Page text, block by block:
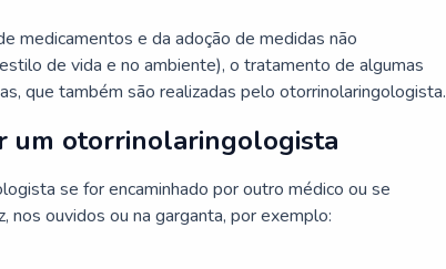
medicamentos e da adoção de medidas não
de vida e no ambiente), o tratamento de algumas
que também são realizadas pelo otorrinolaringologista.
um otorrinolaringologista
se for encaminhado por outro médico ou se
nos ouvidos ou na garganta, por exemplo: